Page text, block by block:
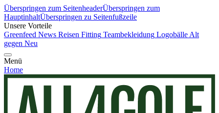
Überspringen zum SeitenheaderÜberspringen zum
HauptinhaltÜberspringen zu Seitenfußzeile
Unsere Vorteile
Greenfeed News Reisen Fitting Teambekleidung Logobälle Alt
gegen Neu
Menü
Home